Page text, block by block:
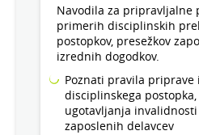
Navodila za pripravljalne
primerih disciplinskih
postopkov, presežkov
izrednih dogodkov.
Poznati pravila priprave
disciplinskega
ugotavljanja
zaposlenih delavcev